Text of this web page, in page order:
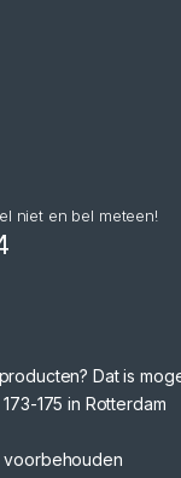
niet en bel meteen!
Dat is
175 in Rotterdam
voorbehouden